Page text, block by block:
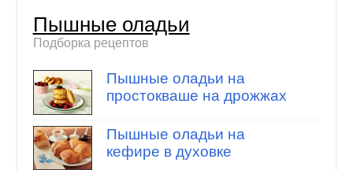
Пышные оладьи
Подборка рецептов
Пышные оладьи на
простокваше на дрожжах
Пышные оладьи на
кефире в духовке